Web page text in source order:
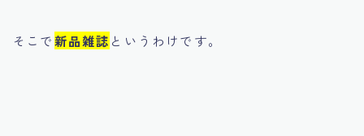
そこで新品雑誌 というわけです。